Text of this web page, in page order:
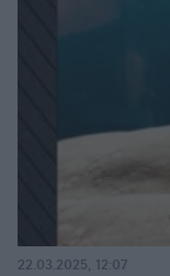
22.03.2025, 12:07